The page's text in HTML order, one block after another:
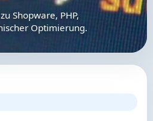
Shopware, PHP,
Optimierung.